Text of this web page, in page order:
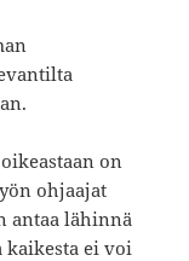
on
ohjaajat
antaa lähinnä
kaikesta ei voi